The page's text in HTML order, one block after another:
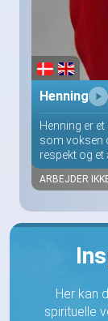
Henning
Henning er
som voksen
respekt og
ARBEJDER
Her kan
spirituelle